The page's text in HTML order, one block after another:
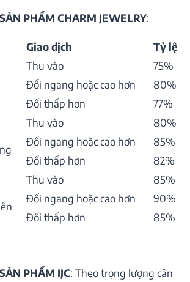
PHẨM CHARM JEWELRY:
Giao dịch Tỷ lệ
Thu vào
75%
Đổi ngang hoặc cao hơn
80%
Đổi thấp hơn
77%
Thu vào
80%
Đổi ngang hoặc cao hơn
85%
Đổi thấp hơn
82%
Thu vào
85%
Đổi ngang hoặc cao hơn
90%
Đổi thấp hơn
85%
PHẨM IJC: Theo trọng lượng cân